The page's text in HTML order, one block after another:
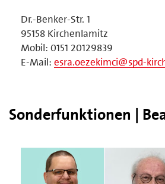
Dr.-Benker-Str. 1
95158 Kirchenlamitz
Mobil: 0151 20129839
E-Mail: esra.oezekimci@spd-
Sonderfunktionen |